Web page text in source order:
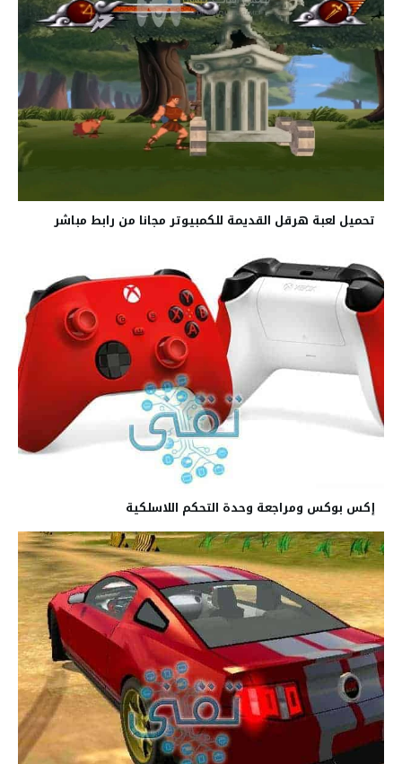
تحميل لعبة هرقل القديمة للكمبيوتر مجانا من رابط مباشر
إكس بوكس ومراجعة وحدة التحكم اللاسلكية